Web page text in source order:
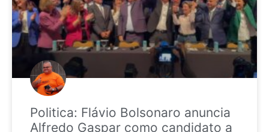
Politica: Flávio Bolsonaro anuncia
Alfredo Gaspar como candidato a